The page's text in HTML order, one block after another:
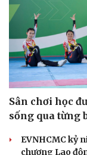
Sân chơi học
sống qua từng
EVNHCMC kỷ
chương Lao